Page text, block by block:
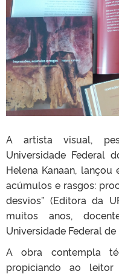
A artista visual,
Universidade Federal
Helena Kanaan, lançou
acúmulos e rasgos:
desvios” (Editora da
muitos anos,
Universidade Federal de
A obra contempla
propiciando ao